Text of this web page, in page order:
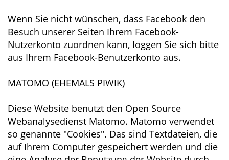
Wenn Sie nicht wünschen, dass Facebook den
Besuch unserer Seiten Ihrem Facebook-
Nutzerkonto zuordnen kann, loggen Sie sich bitte
aus Ihrem Facebook-Benutzerkonto aus.
MATOMO (EHEMALS PIWIK)
Diese Website benutzt den Open Source
Webanalysedienst Matomo. Matomo verwendet
so genannte "Cookies". Das sind Textdateien, die
auf Ihrem Computer gespeichert werden und die